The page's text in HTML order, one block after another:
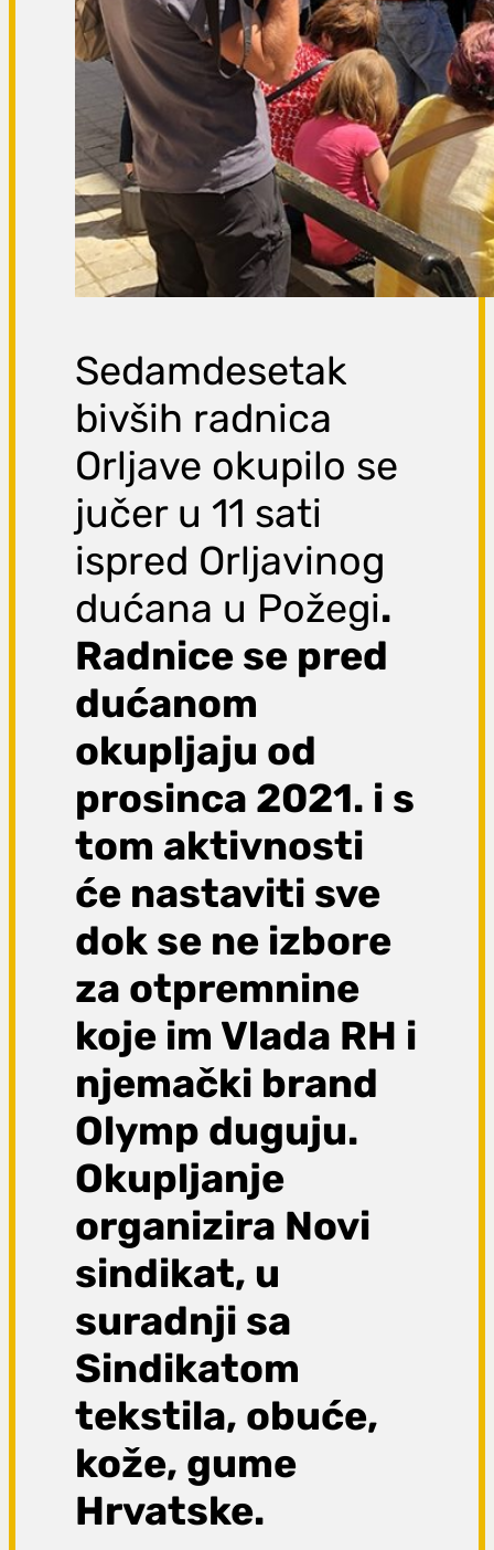
Sedamdesetak
bivših radnica
Orljave okupilo se
jučer u 11 sati
ispred Orljavinog
dućana u Požegi.
Radnice se pred
dućanom
okupljaju od
prosinca 2021. i s
tom aktivnosti
će nastaviti sve
dok se ne izbore
za otpremnine
koje im Vlada RH i
njemački brand
Olymp duguju.
Okupljanje
organizira Novi
sindikat, u
suradnji sa
Sindikatom
tekstila, obuće,
kože, gume
Hrvatske.